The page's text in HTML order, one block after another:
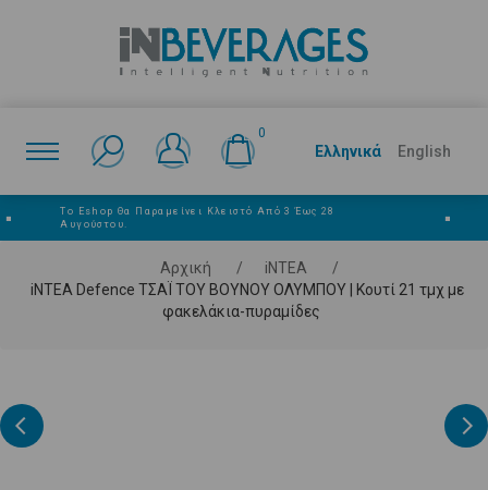
0
Ελληνικά English
■
Το Eshop Θα Παραμείνει Κλειστό Από 3 Έως 28
Αυγούστου.
■
Αρχική / iNTEA
/
iNTEA Defence ΤΣΑΪ ΤΟΥ ΒΟΥΝΟΥ ΟΛΥΜΠΟΥ | Κουτί 21 τμχ με
φακελάκια-πυραμίδες